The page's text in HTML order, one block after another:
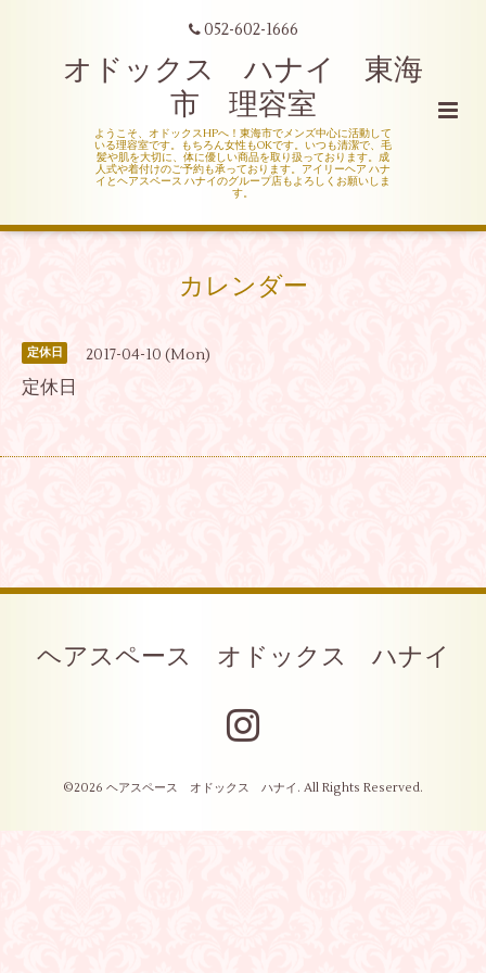
052-602-1666
オドックス ハナイ 東海
市 理容室
ようこそ、オドックスHPへ！東海市でメンズ中心に活動して
いる理容室です。もちろん女性もOKです。いつも清潔で、毛
髪や肌を大切に、体に優しい商品を取り扱っております。成
人式や着付けのご予約も承っております。アイリーヘア ハナ
イとヘアスペース ハナイのグループ店もよろしくお願いしま
す。
カレンダー
定休日 2017-04-10 (Mon)
定休日
ヘアスペース オドックス ハナイ
©2026 ヘアスペース オドックス ハナイ . All Rights Reserved.